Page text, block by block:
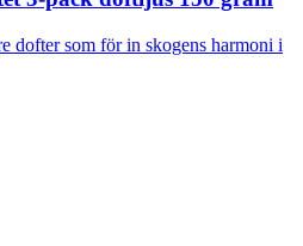
dofter som för in skogens harmoni i